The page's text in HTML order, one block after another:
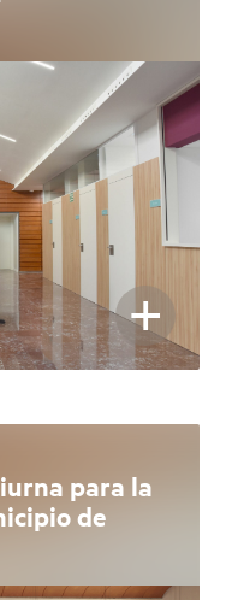
+
para la
de